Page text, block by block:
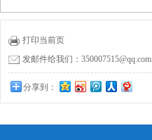
打印当前页
发邮件给我们：350007515@qq.com
分享到：